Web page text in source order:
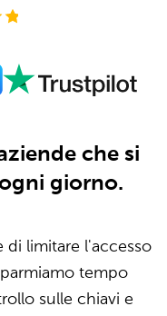
che si
giorno.
di limitare l'accesso
tempo
sulle chiavi e